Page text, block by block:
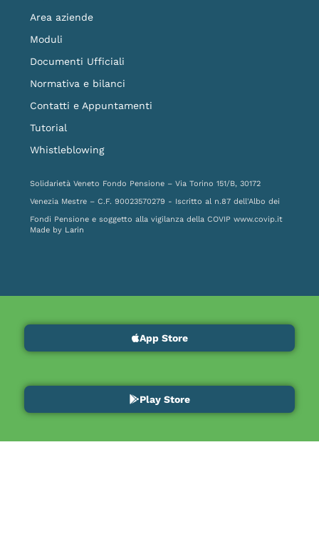
Area aziende
Moduli
Documenti Ufficiali
Normativa e bilanci
Contatti e Appuntamenti
Tutorial
Whistleblowing
Solidarietà Veneto Fondo Pensione – Via Torino 151/B, 30172
Venezia Mestre – C.F. 90023570279 - Iscritto al n.87 dell'Albo dei
Fondi Pensione e soggetto alla vigilanza della COVIP www.covip.it
Made by Larin
App Store
Play Store